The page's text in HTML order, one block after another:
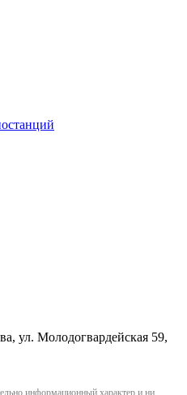
ул. Молодогвардейская 59,
информационный характер и ни